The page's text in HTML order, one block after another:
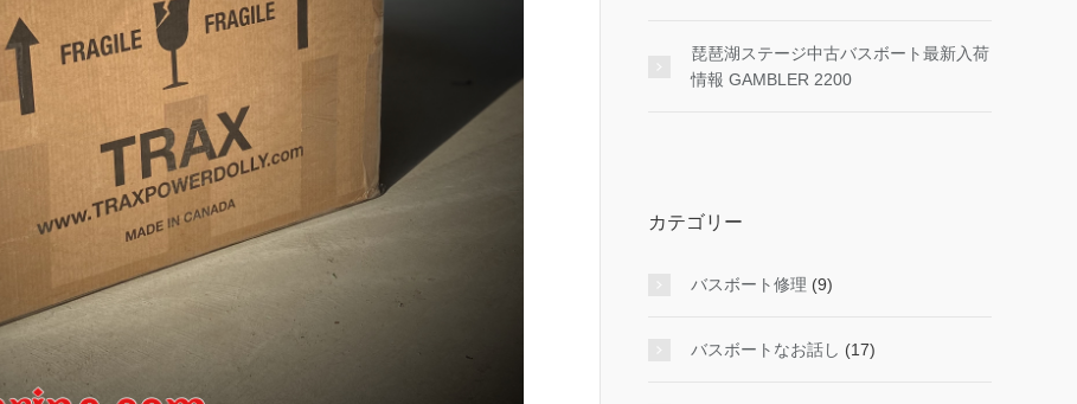
琵琶湖ステージ中古バスボート最新入荷
情報 GAMBLER 2200
カテゴリー
バスボート修理 (9)
バスボートなお話し (17)